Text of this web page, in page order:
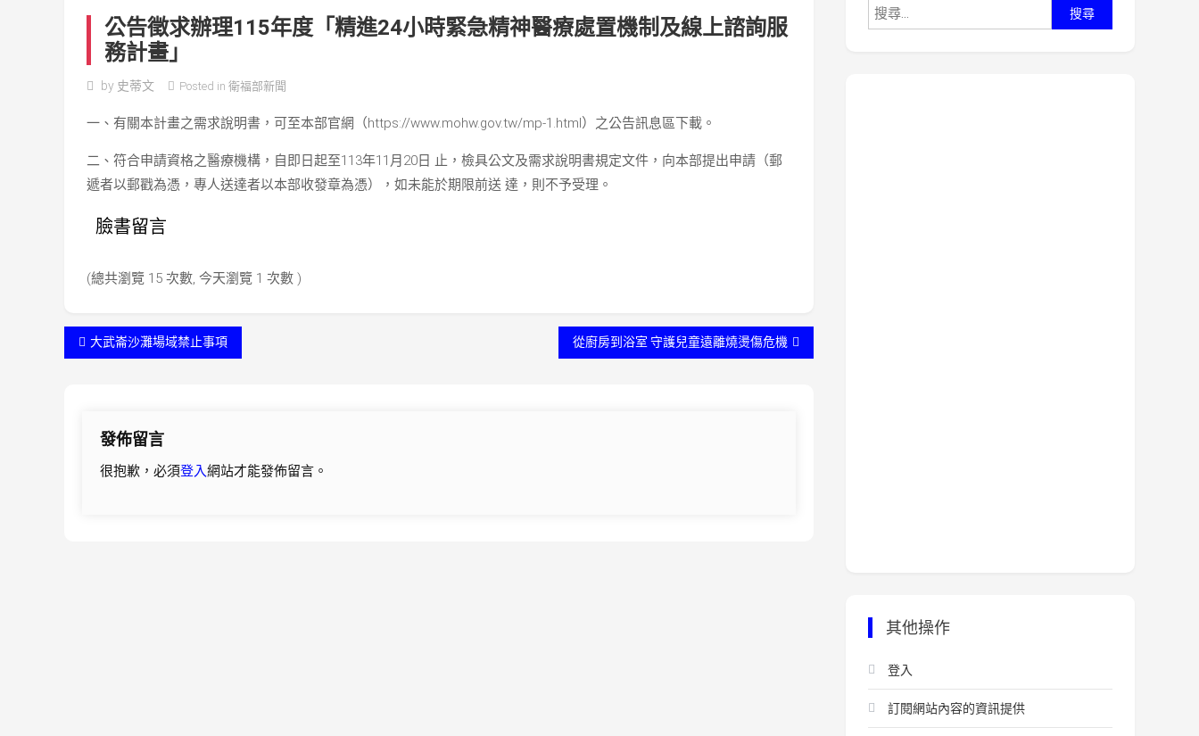
公告徵求辦理115年度「精進24小時緊急精神醫療處置機制及線上諮詢服
務計畫」
by 史蒂文 Posted in 衛福部新聞
一、有關本計畫之需求說明書，可至本部官網（https://www.mohw.gov.tw/mp-1.html）之公告訊息區下載。
二、符合申請資格之醫療機構，自即日起至113年11月20日 止，檢具公文及需求說明書規定文件，向本部提出申請（郵
遞者以郵戳為憑，專人送達者以本部收發章為憑），如未能於期限前送 達，則不予受理。
臉書留言
(總共瀏覽 15 次數, 今天瀏覽 1 次數 )
文 大武崙沙灘場域禁止事項 從廚房到浴室 守護兒童遠離燒燙傷危機
發佈留言
很抱歉，必須登入網站才能發佈留言。
尋
其他操作
登入
訂閱網站內容的資訊提供